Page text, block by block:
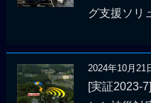
グ支援ソリ
2024年10月21
[実証2023-